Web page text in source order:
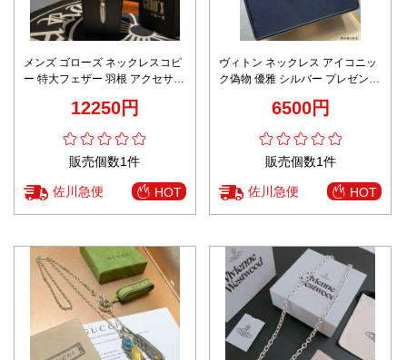
メンズ ゴローズ ネックレスコピ
ー 特大フェザー 羽根 アクセサリ
ル 男女兼用12250円
販売個数1件
佐川急便 HOT
ヴィトン ネックレス アイコニッ
ク偽物 優雅 シルバー プレゼント
6500円
販売個数1件
佐川急便 HOT